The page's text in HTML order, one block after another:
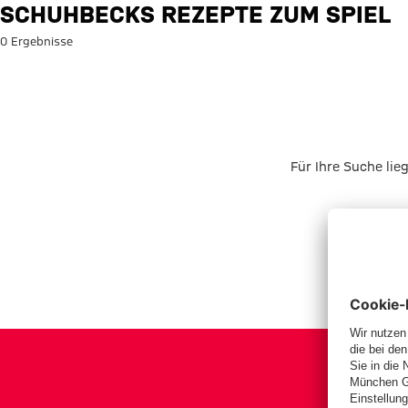
Suche: Schuhbecks Rezepte
SCHUHBECKS REZEPTE ZUM SPIEL
0 Ergebnisse
Für Ihre Suche